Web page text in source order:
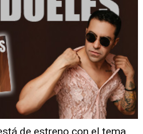
de estreno con el tema